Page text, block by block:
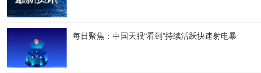
每日聚焦：中国天眼“看到”持续活跃快速射电暴